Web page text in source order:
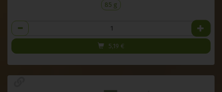
85 g
Anzahl
5,19 €